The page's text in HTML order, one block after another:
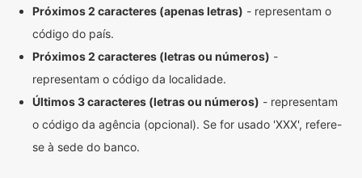
Próximos 2 caracteres (apenas letras) - representam o
código do país.
Próximos 2 caracteres (letras ou números) -
representam o código da localidade.
Últimos 3 caracteres (letras ou números) - representam
o código da agência (opcional). Se for usado 'XXX', refere-
se à sede do banco.